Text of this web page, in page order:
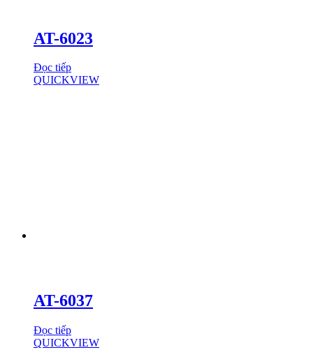
AT-6023
Đọc tiếp
QUICKVIEW
AT-6037
Đọc tiếp
QUICKVIEW